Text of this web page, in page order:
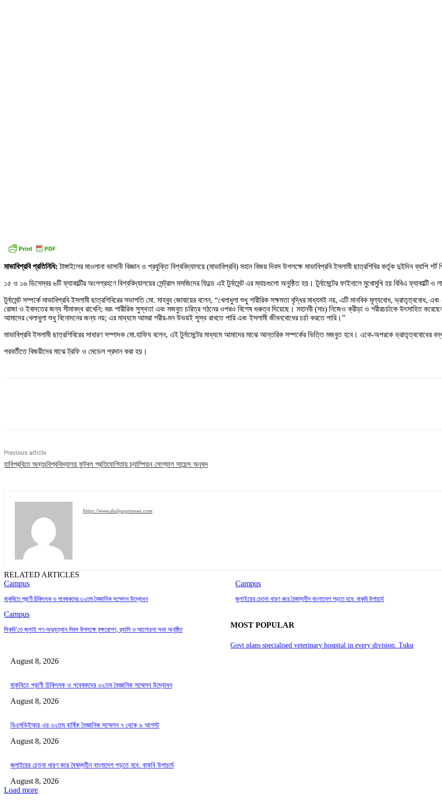
মাভাবিপ্রবি প্রতিনিধি:টাঙ্গাইলের মাওলানা ভাসানী বিজ্ঞান ও প্রযুক্তি বিশ্ববিদ্যালয়ে (মাভাবিপ্রবি) মহান বিজয় দিবস উপলক্ষে মাভাবিপ্রবি ইসলামী ছাত্রশিবির কর্তৃক দুইদিন ব্যাপি
১৫ ও ১৬ ডিসেম্বর ৬টি ফ্যাকাল্টির অংশগ্রহণে বিশ্ববিদ্যালয়ের সেন্ট্রাল মসজিদের ফিল্ডে এই টুর্নামেন্ট এর ম্যাচগুলো অনুষ্ঠিত হয়। টুর্নামেন্টের ফাইনালে মুখোমুখি হয় বিবিএ ফ্যাকাল্টি ও
টুর্নামেন্ট সম্পর্কে মাভাবিপ্রবি ইসলামী ছাত্রশিবিরের সভাপতি মো. মাহবুব জোবায়ের বলেন, “খেলাধুলা শুধু শারীরিক সক্ষমতা বৃদ্ধির মাধ্যমই নয়, এটি মানবিক মূল্যবোধ,
রোজা ও ইবাদতের জন্য সীমাবদ্ধ রাখেনি; বরং শারীরিক সুস্থতা এবং মজবুত চরিত্র গঠনের ওপরও বিশেষ গুরুত্ব দিয়েছে। মহানবী (সাঃ) নিজেও ক্রীড়া ও শরীরচর্চাকে উৎসাহিত
আমাদের খেলাধুলা শুধু বিনোদনের জন্য নয়; এর মাধ্যমে আমরা শরীর-মন উভয়ই সুস্থ রাখতে পারি এবং ইসলামী জীবনবোধের চর্চা করতে পারি।”
মাভাবিপ্রবি ইসলামী ছাত্রশিবিরের সাধারণ সম্পাদক মো.হাফিয বলেন, এই টুর্নামেন্টের মাধ্যমে আমাদের মাঝে আন্তরিক সম্পর্কের ভিত্তি মজবুত হবে। একে-অপরকে ভ্রাতৃত্ববোধের
পরবর্তীতে বিজয়ীদের মাঝে ট্রফি ও মেডেল প্রদান করা হয়।
Previous article
হাবিপ্রবিতে অন্তঃবিশ্ববিদ্যালয় ফুটবল প্রতিযোগিতায় চ্যাম্পিয়ন সোশ্যাল সায়েন্স অনুষদ
https://www.dailyagrinews.com
RELATED ARTICLES
Campus
বাকৃবিতে প্রাণী চিকিৎসক ও গবেষকদের ৩২তম বৈজ্ঞানিক সম্মেলন উদ্বোধন
Campus
জুলাইয়ের চেতনা ধারণ করে বৈষম্যহীন বাংলাদেশ গড়তে হবে: বাকৃবি উপাচার্য
Campus
সিকৃবি’তে জুলাই গণ-অভ্যুত্থান দিবস উপলক্ষে বৃক্ষরোপণ, র‍্যালি ও আলোচনা সভা অনুষ্ঠিত
MOST POPULAR
Govt plans specialised veterinary hospital in every division: Tuku
August 8, 2026
বাকৃবিতে প্রাণী চিকিৎসক ও গবেষকদের ৩২তম বৈজ্ঞানিক সম্মেলন উদ্বোধন
August 8, 2026
বিএসভিইআর এর ৩২তম বার্ষিক বৈজ্ঞানিক সম্মেলন ৭ থেকে ৯ আগস্ট
August 8, 2026
জুলাইয়ের চেতনা ধারণ করে বৈষম্যহীন বাংলাদেশ গড়তে হবে: বাকৃবি উপাচার্য
August 8, 2026
Load more